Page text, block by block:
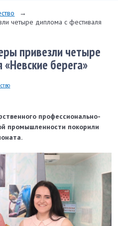
→
четыре диплома с фестиваля
привезли четыре
берега»
профессионально-
промышленности покорили